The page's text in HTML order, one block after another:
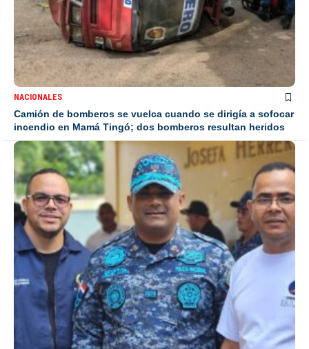
NACIONALES
Camión de bomberos se vuelca cuando se dirigía a sofocar
incendio en Mamá Tingó; dos bomberos resultan heridos